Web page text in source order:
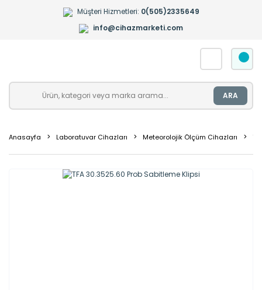
Müşteri Hizmetleri: 0(505)2335649
info@cihazmarketi.com
ARA
Anasayfa Laboratuvar Cihazları Meteorolojik Ölçüm Cihazları